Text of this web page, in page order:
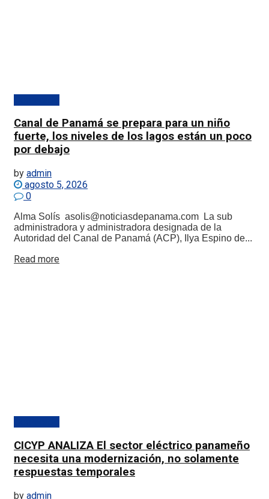
Canal de Panamá se prepara para un niño
fuerte, los niveles de los lagos están un poco
por debajo
by admin
agosto 5, 2026
0
Alma Solís asolis@noticiasdepanama.com La sub
administradora y administradora designada de la
Autoridad del Canal de Panamá (ACP), Ilya Espino de...
Read more
CICYP ANALIZA El sector eléctrico panameño
necesita una modernización, no solamente
respuestas temporales
by admin